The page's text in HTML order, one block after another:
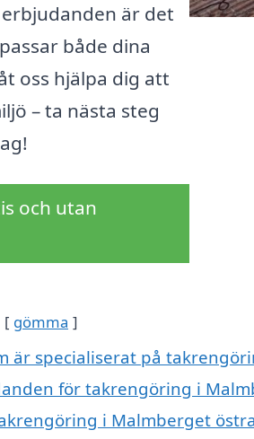
är det
både dina
oss hjälpa dig att
– ta nästa steg
och utan
gömma
är specialiserat på
för takrengöring i
i Malmberget